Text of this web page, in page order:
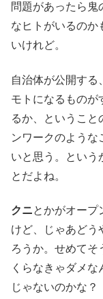
問題があったら鬼
なヒトがいるのか
いけれど。
自治体が公開する
モトになるものが
るか、ということ
ンワークのような
いと思う。という
とだよね。
クニとかがオープ
けど、じゃあどう
ろうか。せめてそ
くらなきゃダメ
じゃないのかな？